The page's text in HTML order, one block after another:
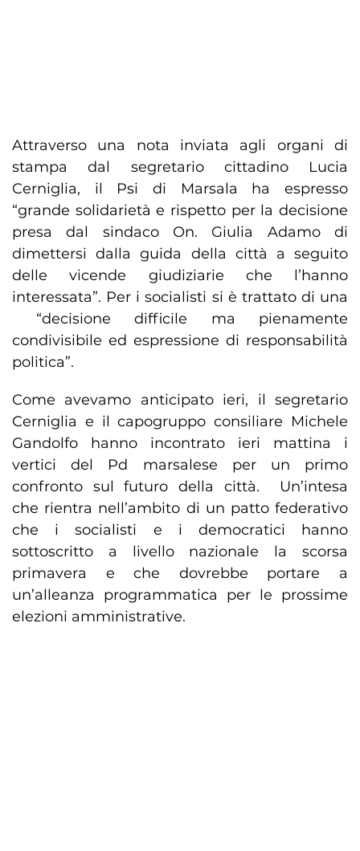
Attraverso una nota inviata agli organi di
stampa dal segretario cittadino Lucia
Cerniglia, il Psi di Marsala ha espresso
“grande solidarietà e rispetto per la decisione
presa dal sindaco On. Giulia Adamo di
dimettersi dalla guida della città a seguito
delle vicende giudiziarie che l’hanno
interessata”. Per i socialisti si è trattato di una
“decisione difficile ma pienamente
condivisibile ed espressione di responsabilità
politica”.
Come avevamo anticipato ieri, il segretario
Cerniglia e il capogruppo consiliare Michele
Gandolfo hanno incontrato ieri mattina i
vertici del Pd marsalese per un primo
confronto sul futuro della città. Un’intesa
che rientra nell’ambito di un patto federativo
che i socialisti e i democratici hanno
sottoscritto a livello nazionale la scorsa
primavera e che dovrebbe portare a
un’alleanza programmatica per le prossime
elezioni amministrative.